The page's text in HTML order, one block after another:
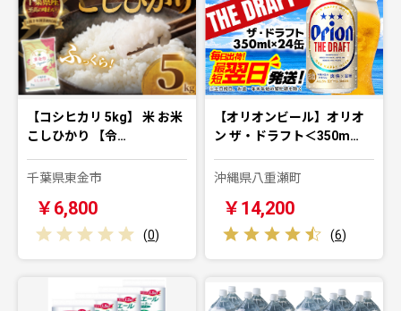
【コシヒカリ 5kg】 米 お米
こしひかり 【令…
千葉県東金市
￥6,800
(0)
【オリオンビール】オリオ
ン ザ・ドラフト＜350m…
沖縄県八重瀬町
￥14,200
(6)